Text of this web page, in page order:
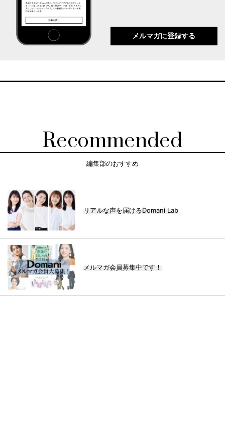
メルマガに登録する
Recommended
編集部のおすすめ
リアルな声を届けるDomani Lab
メルマガ会員募集中です！